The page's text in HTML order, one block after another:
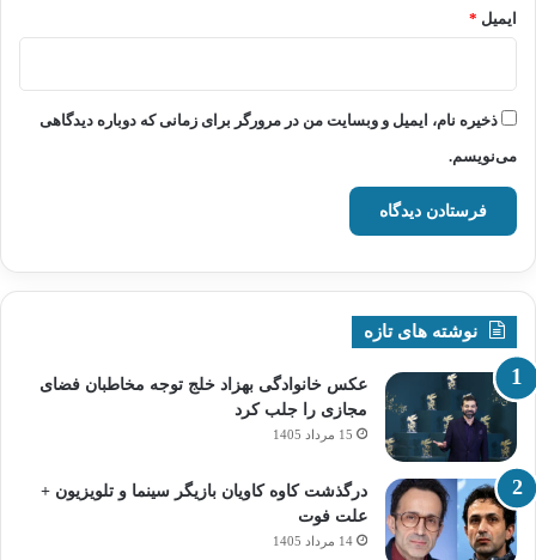
ایمیل *
ذخیره نام، ایمیل و وبسایت من در مرورگر برای زمانی که دوباره دیدگاهی
می‌نویسم.
نوشته های تازه
عکس خانوادگی بهزاد خلج توجه مخاطبان فضای
مجازی را جلب کرد
15 مرداد 1405
درگذشت کاوه کاویان بازیگر سینما و تلویزیون +
علت فوت
14 مرداد 1405